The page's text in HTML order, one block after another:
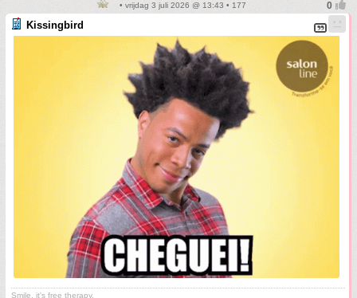
• vrijdag 3 juli 2026 @ 13:43 • 177
Kissingbird
Smile, it's free therapy.